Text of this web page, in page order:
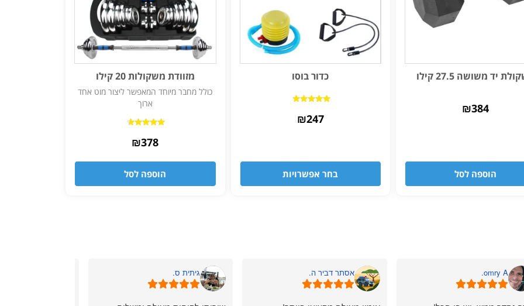
יד משושה 27.5 קילו
₪384
הוספה לסל
כדור בוסו
4.83
מתוך 5₪247
בחר אפשרויות
מזוודת משקולות 20 קילו
כולל מחבר מיוחד המאפשר ליצור מוט אחד
ארוך
4.50
מתוך 5₪378
הוספה לסל
omry A. אסתר דביר ה. גיתית ס.